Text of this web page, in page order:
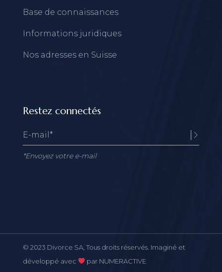
Base de connaissances
Informations juridiques
Nos adresses en Suisse
Restez connectés
*Envoyez votre e-mail
© 2023 Divorce SA , Tous droits réservés. Imaginé et
développé avec
par NUMERACTIVE